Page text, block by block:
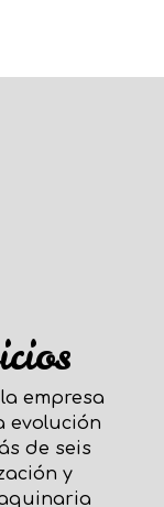
empresa
evolución
de seis
y